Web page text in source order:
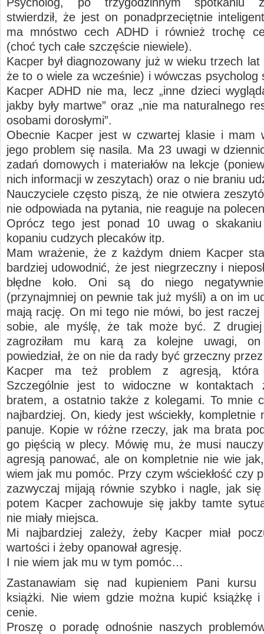
stwierdził, że jest on ponadprzeciętnie
ma mnóstwo cech ADHD i również trochę
(choć tych całe szczęście niewiele).
Kacper był diagnozowany już w wieku trzech
że to o wiele za wcześnie) i wówczas psycholog
Kacper ADHD nie ma, lecz „inne dzieci
jakby były martwe” oraz „nie ma naturalnego
osobami dorosłymi”.
Obecnie Kacper jest w czwartej klasie i mam
jego problem się nasila. Ma 23 uwagi w
zadań domowych i materiałów na lekcje
nich informacji w zeszytach) oraz o nie braniu
Nauczyciele często piszą, że nie otwiera
nie odpowiada na pytania, nie reaguje na
Oprócz tego jest ponad 10 uwag o skakaniu
kopaniu cudzych plecaków itp.
Mam wrażenie, że z każdym dniem Kacper
bardziej udowodnić, że jest niegrzeczny i
błędne koło. Oni są do niego
(przynajmniej on pewnie tak już myśli) a on im
mają rację. On mi tego nie mówi, bo jest raczej
sobie, ale myślę, że tak może być. Z
zagroziłam mu karą za kolejne uwagi,
powiedział, że on nie da rady być grzeczny
Kacper ma też problem z agresją,
Szczególnie jest to widoczne w kontaktach
bratem, a ostatnio także z kolegami. To mnie
najbardziej. On, kiedy jest wściekły, kompletnie
panuje. Kopie w różne rzeczy, jak ma brata
go pięścią w plecy. Mówię mu, że musi
agresją panować, ale on kompletnie nie wie
wiem jak mu pomóc. Przy czym wściekłość czy
zazwyczaj mijają równie szybko i nagle, jak
potem Kacper zachowuje się jakby tamte
nie miały miejsca.
Mi najbardziej zależy, żeby Kacper miał
wartości i żeby opanował agresję.
I nie wiem jak mu w tym pomóc…
Zastanawiam się nad kupieniem Pani kursu
książki. Nie wiem gdzie można kupić książkę
cenie.
Proszę o poradę odnośnie naszych